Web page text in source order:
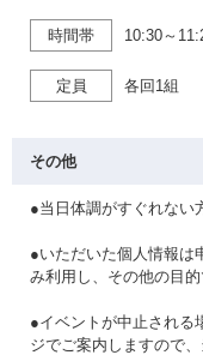
時間帯 10:30～
定員 各回1組
その他
●当日体調がすぐれない
●いただいた個人情報は
み利用し、その他の目
●イベントが中止される
ジでご案内しますので